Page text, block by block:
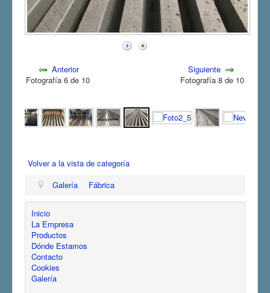
Anterior
Fotografía 6 de 10
Siguiente
Fotografía 8 de 10
Volver a la vista de categoría
Galería
Fábrica
Inicio
La Empresa
Productos
Dónde Estamos
Contacto
Cookies
Galería